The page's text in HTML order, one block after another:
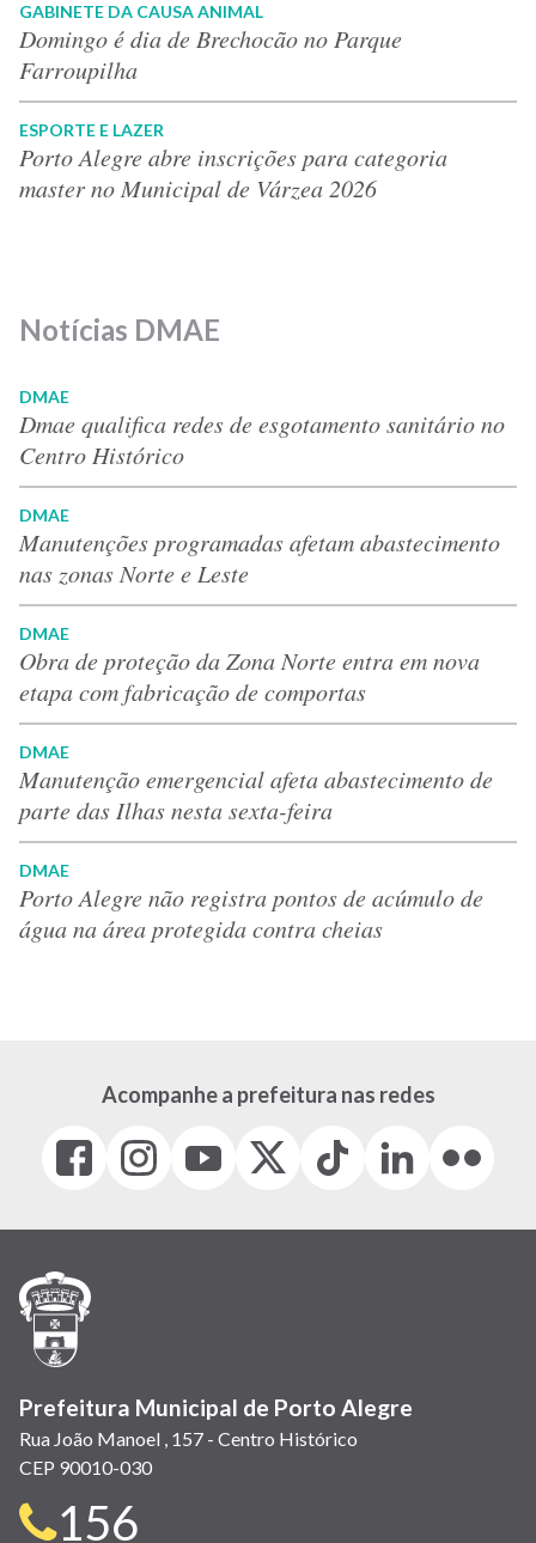
GABINETE DA CAUSA ANIMAL
Domingo é dia de Brechocão no Parque
Farroupilha
ESPORTE E LAZER
Porto Alegre abre inscrições para categoria
master no Municipal de Várzea 2026
Notícias DMAE
DMAE
Dmae qualifica redes de esgotamento sanitário no
Centro Histórico
DMAE
Manutenções programadas afetam abastecimento
nas zonas Norte e Leste
DMAE
Obra de proteção da Zona Norte entra em nova
etapa com fabricação de comportas
DMAE
Manutenção emergencial afeta abastecimento de
parte das Ilhas nesta sexta-feira
DMAE
Porto Alegre não registra pontos de acúmulo de
água na área protegida contra cheias
Acompanhe a prefeitura nas redes
Facebook
(link
em
janela)
Instagram
(link
em
(link
em
(Antigo
(link
Tiktok
(link
em
LinkedIn
(link
em
(link
em
Prefeitura Municipal de Porto Alegre
Rua João Manoel , 157 - Centro Histórico
CEP 90010-030
Telefone
156